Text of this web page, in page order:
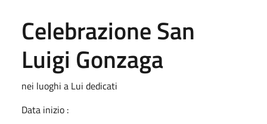
Celebrazione San
Luigi Gonzaga
nei luoghi a Lui dedicati
Data inizio :